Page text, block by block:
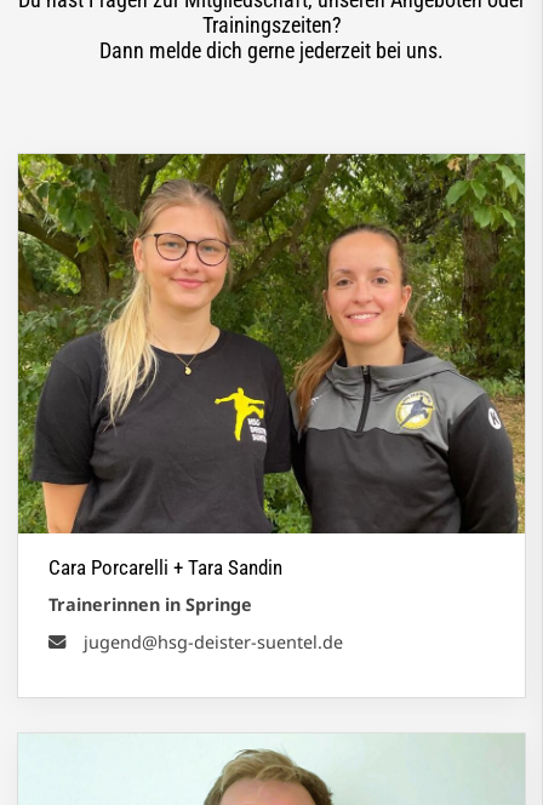
Trainingszeiten?
Dann melde dich gerne jederzeit bei uns.
Cara Porcarelli + Tara Sandin
Trainerinnen in Springe
jugend@hsg-deister-suentel.de